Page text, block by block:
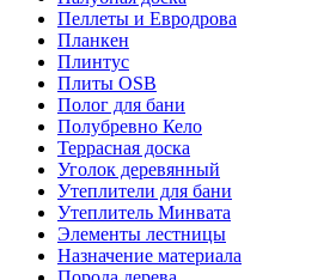
Пеллеты и Евродрова
Планкен
Плинтус
Плиты OSB
Полог для бани
Полубревно Кело
Террасная доска
Уголок деревянный
Утеплители для бани
Утеплитель Минвата
Элементы лестницы
Назначение материала